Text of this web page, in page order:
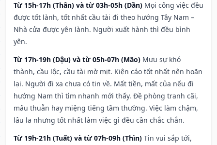
Từ 15h-17h (Thân) và từ 03h-05h (Dần) Mọi công việc đều
được tốt lành, tốt nhất cầu tài đi theo hướng Tây Nam –
Nhà cửa được yên lành. Người xuất hành thì đều bình
yên.
Từ 17h-19h (Dậu) và từ 05h-07h (Mão) Mưu sự khó
thành, cầu lộc, cầu tài mờ mịt. Kiện cáo tốt nhất nên hoãn
lại. Người đi xa chưa có tin về. Mất tiền, mất của nếu đi
hướng Nam thì tìm nhanh mới thấy. Đề phòng tranh cãi,
mâu thuẫn hay miệng tiếng tầm thường. Việc làm chậm,
lâu la nhưng tốt nhất làm việc gì đều cần chắc chắn.
Từ 19h-21h (Tuất) và từ 07h-09h (Thìn) Tin vui sắp tới,